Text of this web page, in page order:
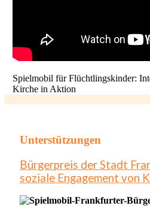
Spielmobil für Flüchtlingskinder:
Kirche in Aktion
Unterstützungen
Bürgerpreis der Stadt
soziale Engagement von